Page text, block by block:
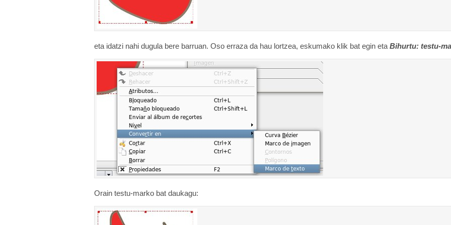
eta idatzi nahi dugula bere barruan. Oso erraza da hau lortzea, eskumako klik bat egin eta Bihurtu: testu-
Orain testu-marko bat daukagu: